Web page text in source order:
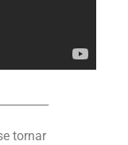
tornar